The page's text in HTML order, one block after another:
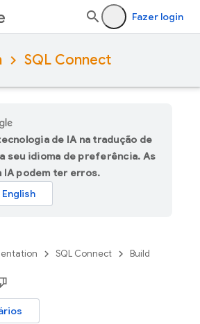
Fazer login
SQL Connect
de IA na tradução de
seu idioma de preferência. As
IA podem ter erros.
SQL Connect Build